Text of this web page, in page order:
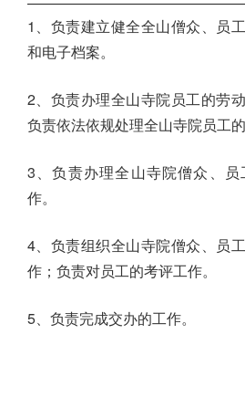
1、负责建立健全全山僧众、员
和电子档案。
2、负责办理全山寺院员工的劳
负责依法依规处理全山寺院员工
3、负责办理全山寺院僧众、
作。
4、负责组织全山寺院僧众、员
作；负责对员工的考评工作。
5、负责完成交办的工作。